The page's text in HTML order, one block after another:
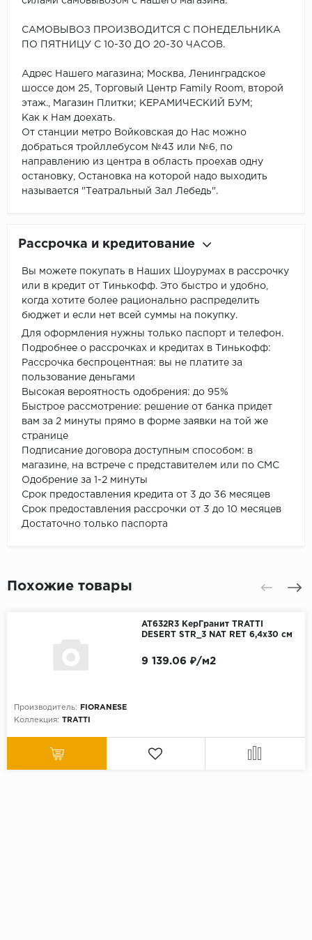
САМОВЫВОЗ ПРОИЗВОДИТСЯ С ПОНЕДЕЛЬНИКА
ПО ПЯТНИЦУ С 10-30 ДО 20-30 ЧАСОВ.
Адрес Нашего магазина; Москва, Ленинградское
шоссе дом 25, Торговый Центр Family Room, второй
этаж., Магазин Плитки; КЕРАМИЧЕСКИЙ БУМ;
Как к Нам доехать.
От станции метро Войковская до Нас можно
добраться тройллебусом №43 или №6, по
направлению из центра в область проехав одну
остановку, Остановка на которой надо выходить
называется "Театральный Зал Лебедь".
Рассрочка и кредитование
Вы можете покупать в Наших Шоурумах в рассрочку
или в кредит от Тинькофф. Это быстро и удобно,
когда хотите более рационально распределить
бюджет и если нет всей суммы на покупку.
Для оформления нужны только паспорт и телефон.
Подробнее о рассрочках и кредитах в Тинькофф:
Рассрочка беспроцентная: вы не платите за
пользование деньгами
Высокая вероятность одобрения: до 95%
Быстрое рассмотрение: решение от банка придет
вам за 2 минуты прямо в форме заявки на той же
странице
Подписание договора доступным способом: в
магазине, на встрече с представителем или по СМС
Одобрение за 1-2 минуты
Срок предоставления кредита от 3 до 36 месяцев
Срок предоставления рассрочки от 3 до 10 месяцев
Достаточно только паспорта
Похожие товары
AT632R3 КерГранит TRATTI
DESERT STR_3 NAT RET 6,4x30 см
Производитель:
FIORANESE
Коллекция: TRATTI
9 139.06 ₽/м2